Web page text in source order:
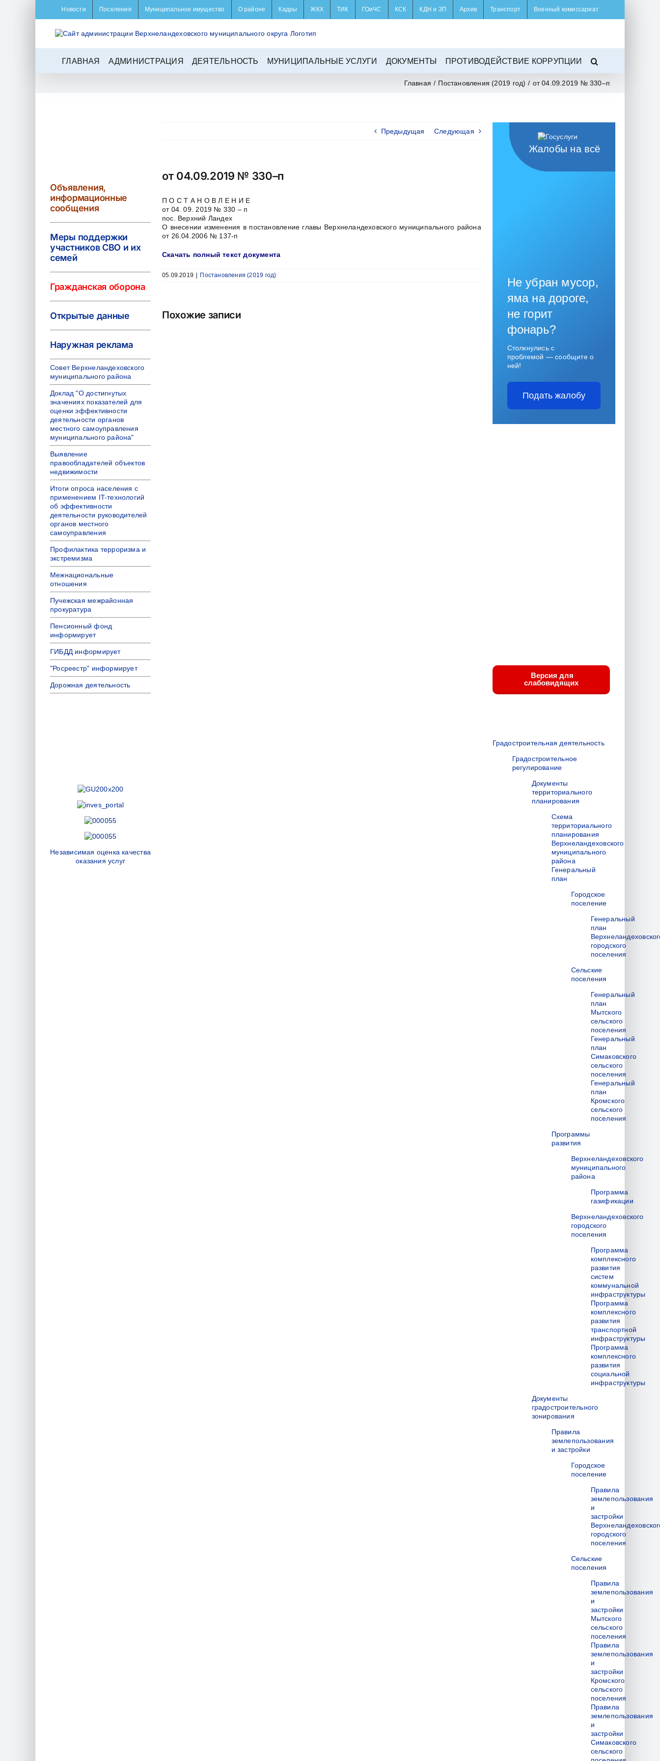
Новости Поселения Муниципальное имущество О районе Кадры ЖКХ ТИК ГОиЧС КСК КДН и ЗП Архив Транспорт Военный комиссариат
ГЛАВНАЯ АДМИНИСТРАЦИЯ ДЕЯТЕЛЬНОСТЬ МУНИЦИПАЛЬНЫЕ УСЛУГИ ДОКУМЕНТЫ ПРОТИВОДЕЙСТВИЕ КОРРУПЦИИ
Главная / Постановления (2019 год) / от 04.09.2019 № 330–п
Предыдущая Следующая
от 04.09.2019 № 330–п
П О С Т А Н О В Л Е Н И Е
от 04. 09. 2019 № 330 – п
пос. Верхний Ландех
О внесении изменения в постановление главы Верхнеландеховского муниципального района
от 26.04.2006 № 137-п
Скачать полный текст документа
05.09.2019 Постановления (2019 год)
Похожие записи
Объявления,
информационные
сообщения
Меры поддержки
участников СВО и их
семей
Гражданская оборона
Открытые данные
Наружная реклама
Совет Верхнеландеховского
муниципального района
Доклад "О достигнутых
значениях показателей для
оценки эффективности
деятельности органов
местного самоуправления
муниципального района"
Выявление
правообладателей объектов
недвижимости
Итоги опроса населения с
применением IT-технологий
об эффективности
деятельности руководителей
органов местного
самоуправления
Профилактика терроризма и
экстремизма
Межнациональные
отношения
Пучежская межрайонная
прокуратура
Пенсионный фонд
информирует
ГИБДД информирует
"Росреестр" информирует
Дорожная деятельность
Независимая оценка качества
оказания услуг
Жалобы на всё
Не убран мусор,
яма на дороге,
не горит
фонарь?
Столкнулись с
проблемой — сообщите о
ней!
Подать жалобу
Версия для
слабовидящих
Градостроительная деятельность
Градостроительное
регулирование
Документы
территориального
планирования
Схема
территориального
планирования
Верхнеландеховского
муниципального
района
Генеральный
план
Городское
поселение
Генеральный
план
городского
поселения
Сельские
поселения
Генеральный
план
Мытского
сельского
поселения
Генеральный
план
Симаковского
сельского
поселения
Генеральный
план
Кромского
сельского
поселения
Программы
развития
Верхнеландеховского
муниципального
района
Программа
газификации
Верхнеландеховского
городского
поселения
Программа
комплексного
развития
систем
коммунальной
инфраструктуры
Программа
комплексного
развития
транспортной
инфраструктуры
Программа
комплексного
развития
социальной
инфраструктуры
Документы
градостроительного
зонирования
Правила
землепользования
и застройки
Городское
поселение
Правила
землепользования
и
застройки
городского
поселения
Сельские
поселения
Правила
землепользования
и
застройки
Мытского
сельского
поселения
Правила
землепользования
и
застройки
Кромского
сельского
поселения
Правила
землепользования
и
застройки
Симаковского
сельского